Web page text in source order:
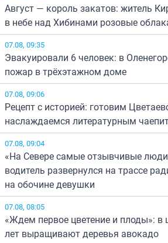
Август — король закатов: житель
в небе над Хибинами розовые
07.08, 09:35
Эвакуировали 6 человек: в
пожар в трёхэтажном доме
07.08, 09:06
Рецепт с историей: готовим
наслаждаемся литературным
07.08, 09:04
«На Севере самые отзывчивые
водитель развернулся на трассе
на обочине девушки
07.08, 08:05
«Ждем первое цветение и плоды»: в
лет выращивают деревья авокадо